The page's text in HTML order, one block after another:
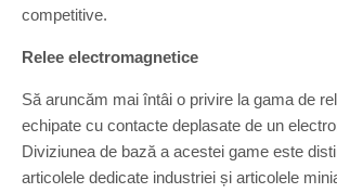
competitive.
Relee electromagnetice
Să aruncăm mai întâi o privire la gama de
echipate cu contacte deplasate de un
Diviziunea de bază a acestei game este
articolele dedicate industriei și articolele